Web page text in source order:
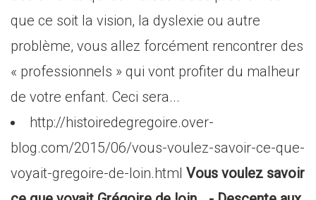
que ce soit la vision, la dyslexie ou autre
problème, vous allez forcément rencontrer des
« professionnels » qui vont profiter du malheur
de votre enfant. Ceci sera...
http://histoiredegregoire.over-
blog.com/2015/06/vous-voulez-savoir-ce-que-
voyait-gregoire-de-loin.html Vous voulez savoir